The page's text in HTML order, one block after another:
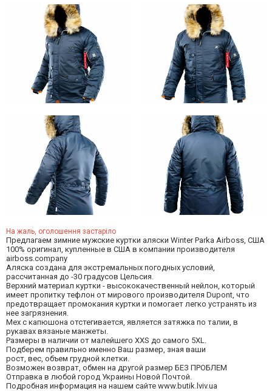
На жаль, оголошення застаріло
Предлагаем зимние мужские куртки аляски Winter Parka Airboss, США
100% оригинал, купленные в США в компании производителя
airboss.company
Аляска создана для экстремальных погодных условий,
рассчитанная до -30 градусов Цельсия.
Верхний материал куртки - высококачественный нейлон, который
имеет пропитку тефлон от мирового производителя Dupont, что
предотвращает промокания куртки и помогает легко устранять из
нее загрязнения.
Мех с капюшона отстегивается, является затяжка по талии, в
рукавах вязаные манжеты.
Размеры в наличии от малейшего XXS до самого 5XL.
Подберем правильно именно Ваш размер, зная ваши
рост, вес, объем грудной клетки.
Возможен возврат, обмен на другой размер БЕЗ ПРОБЛЕМ
Отправка в любой город Украины Новой Почтой.
Подробная информация на нашем сайте www.butik.lviv.ua